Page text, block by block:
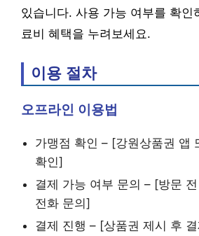
있습니다. 사용 가능 여부를 확인
료비 혜택을 누려보세요.
이용 절차
오프라인 이용법
가맹점 확인 – [강원상품권 앱
확인]
결제 가능 여부 문의 – [방문
전화 문의]
결제 진행 – [상품권 제시 후 결